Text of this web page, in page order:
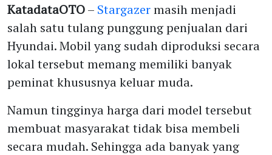
KatadataOTO– Stargazermasih menjadi
salah satu tulang punggung penjualan dari
Hyundai. Mobil yang sudah diproduksi secara
lokal tersebut memang memiliki banyak
peminat khususnya keluar muda.
Namun tingginya harga dari model tersebut
membuat masyarakat tidak bisa membeli
secara mudah. Sehingga ada banyak yang